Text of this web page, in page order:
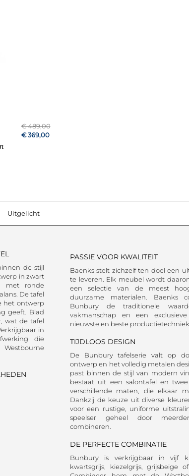
€ 489,00
€ 369,00
Uitgelicht
de stijl
in zwart
met ronde
De tafel
het ontwerp
geeft. Blad
wat de tafel
in
die
PASSIE VOOR KWALITEIT
Baenks stelt zichzelf ten doel een
te leveren. Elk meubel wordt
een selectie van de meest
duurzame materialen. Baenks
Bunbury de traditionele
vakmanschap en een
nieuwste en beste
TIJDLOOS DESIGN
De Bunbury tafelserie valt op
ontwerp en het volledig metalen
past binnen de stijl van modern
bestaat uit een salontafel en
verschillende maten, die elkaar
Dankzij de keuze uit diverse
voor een rustige, uniforme
speelser geheel door
combineren.
DE PERFECTE COMBINATIE
Bunbury is verkrijgbaar in vijf
kwartsgrijs, kiezelgrijs, grijsbeige